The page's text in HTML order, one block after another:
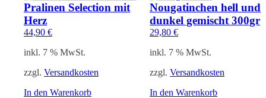
Pralinen Selection mit
Herz
44,90 €
inkl. 7 % MwSt.
zzgl. Versandkosten
In den Warenkorb
Nougatinchen hell und
dunkel gemischt 300gr
29,80€
inkl. 7 % MwSt.
zzgl.Versandkosten
In den Warenkorb